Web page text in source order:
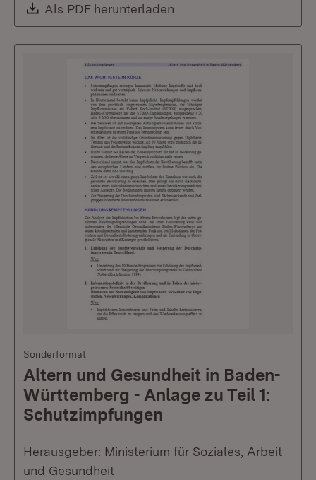
Download:
Als PDF herunterladen
Sonderformat
Altern und Gesundheit in Baden-
Württemberg - Anlage zu Teil 1:
Schutzimpfungen
Herausgeber: Ministerium für Soziales, Arbeit
und Gesundheit